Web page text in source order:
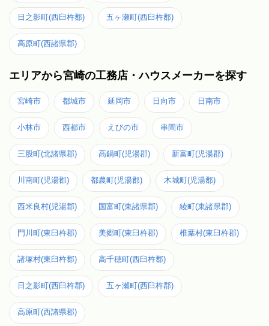
日之影町(西臼杵郡) 五ヶ瀬町(西臼杵郡)
高原町(西諸県郡)
エリアから宮崎の工務店・ハウスメーカーを探す
宮崎市 都城市 延岡市 日向市 日南市
小林市 西都市 えびの市 串間市
三股町(北諸県郡) 高鍋町(児湯郡) 新富町(児湯郡)
川南町(児湯郡) 都農町(児湯郡) 木城町(児湯郡)
西米良村(児湯郡) 国富町(東諸県郡) 綾町(東諸県郡)
門川町(東臼杵郡) 美郷町(東臼杵郡) 椎葉村(東臼杵郡)
諸塚村(東臼杵郡) 高千穂町(西臼杵郡)
日之影町(西臼杵郡) 五ヶ瀬町(西臼杵郡)
高原町(西諸県郡)